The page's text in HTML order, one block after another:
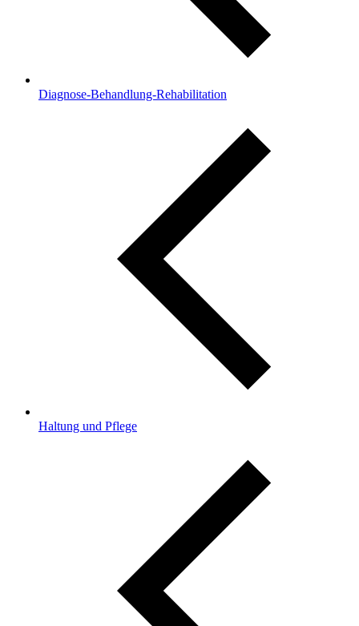
Diagnose-Behandlung-Rehabilitation
Haltung und Pflege